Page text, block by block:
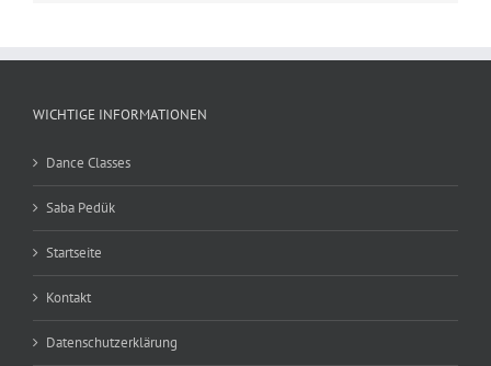
WICHTIGE INFORMATIONEN
Dance Classes
Saba Pedük
Startseite
Kontakt
Datenschutzerklärung